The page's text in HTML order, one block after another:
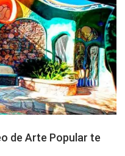
de Arte Popular te